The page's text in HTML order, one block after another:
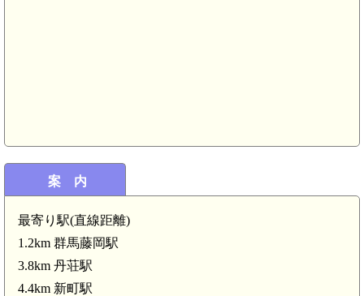
案 内
最寄り駅(直線距離)
1.2km 群馬藤岡駅
3.8km 丹荘駅
4.4km 新町駅